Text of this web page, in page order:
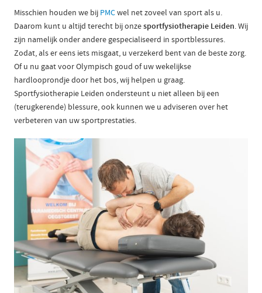
Misschien houden we bij PMCwel net zoveel van sport als u.
Daarom kunt u altijd terecht bij onzesportfysiotherapie Leiden. Wij
zijn namelijk onder andere gespecialiseerd in sportblessures.
Zodat, als er eens iets misgaat, u verzekerd bent van de beste zorg.
Of u nu gaat voor Olympisch goud of uw wekelijkse
hardlooprondje door het bos, wij helpen u graag.
Sportfysiotherapie Leiden ondersteunt u niet alleen bij een
(terugkerende) blessure, ook kunnen we u adviseren over het
verbeteren van uw sportprestaties.